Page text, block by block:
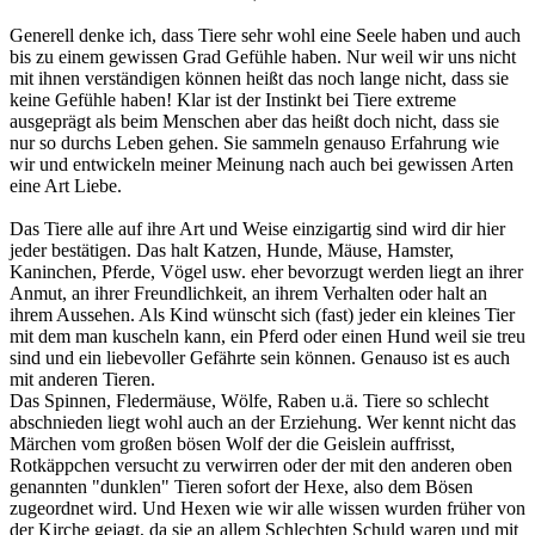
Generell denke ich, dass Tiere sehr wohl eine Seele haben und auch
bis zu einem gewissen Grad Gefühle haben. Nur weil wir uns nicht
mit ihnen verständigen können heißt das noch lange nicht, dass sie
keine Gefühle haben! Klar ist der Instinkt bei Tiere extreme
ausgeprägt als beim Menschen aber das heißt doch nicht, dass sie
nur so durchs Leben gehen. Sie sammeln genauso Erfahrung wie
wir und entwickeln meiner Meinung nach auch bei gewissen Arten
eine Art Liebe.
Das Tiere alle auf ihre Art und Weise einzigartig sind wird dir hier
jeder bestätigen. Das halt Katzen, Hunde, Mäuse, Hamster,
Kaninchen, Pferde, Vögel usw. eher bevorzugt werden liegt an ihrer
Anmut, an ihrer Freundlichkeit, an ihrem Verhalten oder halt an
ihrem Aussehen. Als Kind wünscht sich (fast) jeder ein kleines Tier
mit dem man kuscheln kann, ein Pferd oder einen Hund weil sie treu
sind und ein liebevoller Gefährte sein können. Genauso ist es auch
mit anderen Tieren.
Das Spinnen, Fledermäuse, Wölfe, Raben u.ä. Tiere so schlecht
abschnieden liegt wohl auch an der Erziehung. Wer kennt nicht das
Märchen vom großen bösen Wolf der die Geislein auffrisst,
Rotkäppchen versucht zu verwirren oder der mit den anderen oben
genannten "dunklen" Tieren sofort der Hexe, also dem Bösen
zugeordnet wird. Und Hexen wie wir alle wissen wurden früher von
der Kirche gejagt, da sie an allem Schlechten Schuld waren und mit